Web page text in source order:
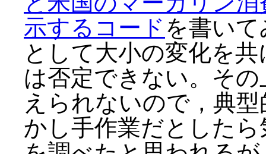
示するコード を書い
として大小の変化を
は否定できない。そ
えられないので，典
かし手作業だとした